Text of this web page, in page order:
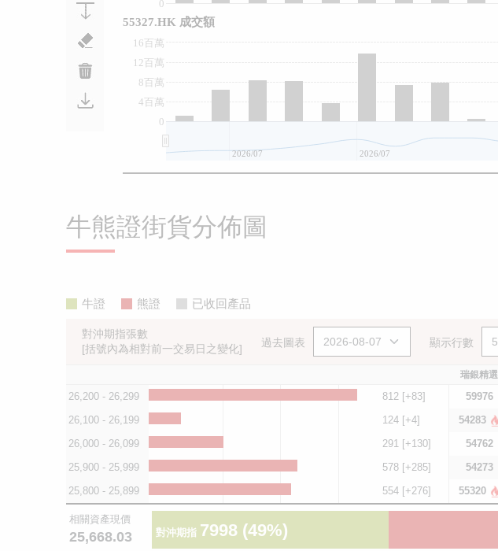
0
0
4百萬
8百萬
12百萬
16百萬
2026/07 2026/07
55327.HK 成交額
牛熊證街貨分佈圖
牛證 熊證 已收回產品
對沖期指張數
[括號內為相對前一交易日之變化]
過去圖表 顯示行數
瑞銀精選
26,200 - 26,299 812 [+83] 59976
26,100 - 26,199
124 [+4] 54283
26,000 - 26,099
291 [+130] 54762
25,900 - 25,999
578 [+285] 54273
25,800 - 25,899
554 [+276] 55320
相關資產現價
25,668.03 對沖期指 7998 (49%)